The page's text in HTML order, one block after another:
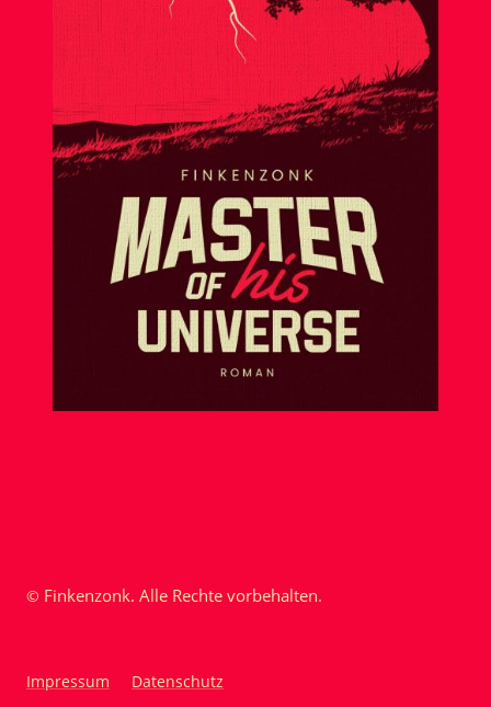
© Finkenzonk. Alle Rechte vorbehalten.
Impressum Datenschutz